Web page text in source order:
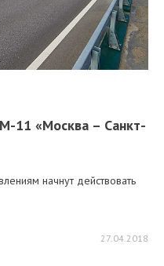
11 «Москва – Санкт-
начнут действовать
27.04.2018